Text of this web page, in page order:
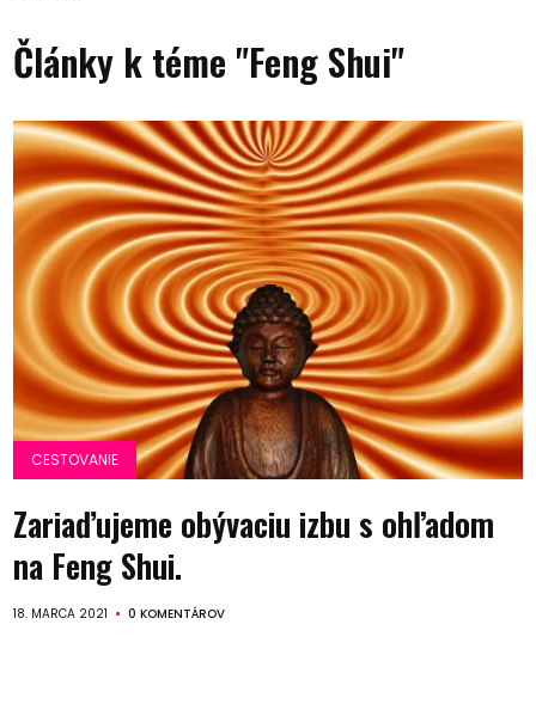
Články k téme "Feng Shui"
CESTOVANIE
Zariaďujeme obývaciu izbu s ohľadom
na Feng Shui.
18. MARCA 2021 0 KOMENTÁROV